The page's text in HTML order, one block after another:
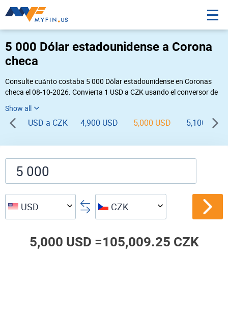
5 000 Dólar estadounidense a Corona
checa
Consulte cuánto costaba 5 000 Dólar estadounidense en Coronas
checa el 08-10-2026. Convierta 1 USD a CZK usando el conversor de
«CZK USD
USD a CZK 4,900 USD 5,000 USD 5,100 USD
USD CZK
5,000 USD =105,009.25 CZK